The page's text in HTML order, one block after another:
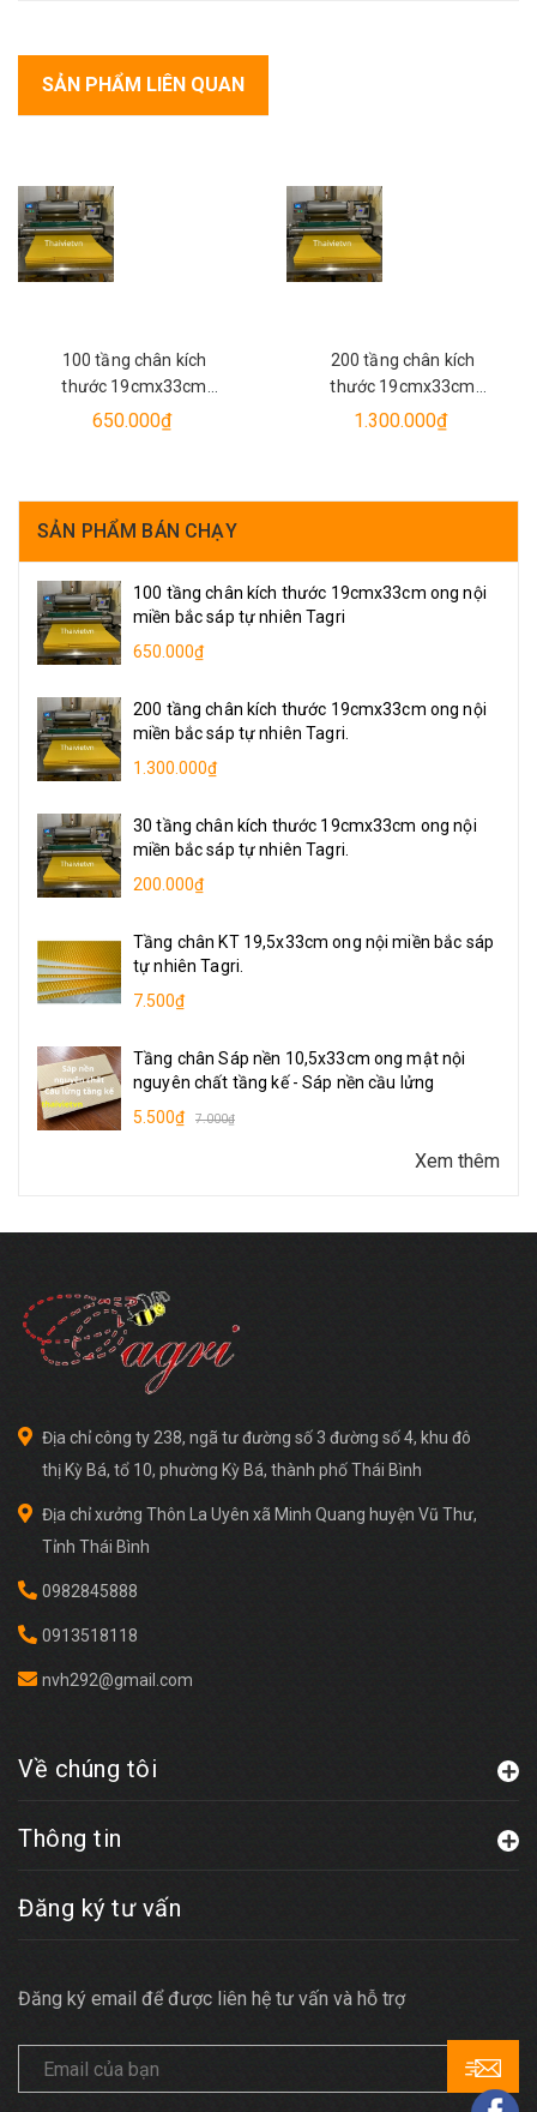
SẢN PHẨM LIÊN QUAN
100 tầng chân kích
thước 19cmx33cm
ong nội miền bắc sáp
650.000₫
200 tầng chân kích
thước 19cmx33cm
ong nội miền bắc sáp
1.300.000₫
SẢN PHẨM BÁN CHẠY
100 tầng chân kích thước 19cmx33cm ong nội
miền bắc sáp tự nhiên Tagri
650.000₫
200 tầng chân kích thước 19cmx33cm ong nội
miền bắc sáp tự nhiên Tagri.
1.300.000₫
30 tầng chân kích thước 19cmx33cm ong nội
miền bắc sáp tự nhiên Tagri.
200.000₫
Tầng chân KT 19,5x33cm ong nội miền bắc sáp
tự nhiên Tagri.
7.500₫
Tầng chân Sáp nền 10,5x33cm ong mật nội
nguyên chất tầng kế - Sáp nền cầu lửng
5.500₫
7.000₫
Xem thêm
Địa chỉ công ty 238, ngã tư đường số 3 đường số 4, khu đô
thị Kỳ Bá, tổ 10, phường Kỳ Bá, thành phố Thái Bình
Địa chỉ xưởng Thôn La Uyên xã Minh Quang huyện Vũ Thư,
Tỉnh Thái Bình
0982845888
0913518118
nvh292@gmail.com
Về chúng tôi
Thông tin
Đăng ký tư vấn
Đăng ký email để được liên hệ tư vấn và hỗ trợ